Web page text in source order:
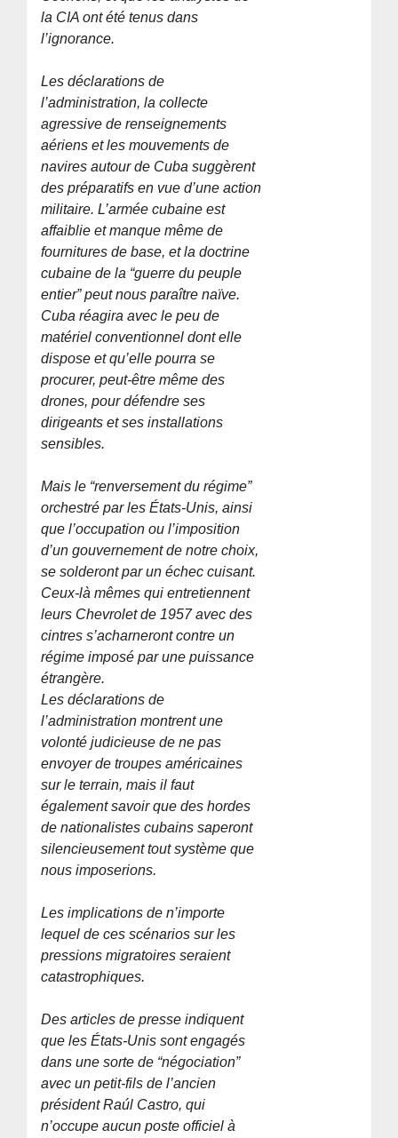
la CIA ont été tenus dans
l’ignorance.
Les déclarations de
l’administration, la collecte
agressive de renseignements
aériens et les mouvements de
navires autour de Cuba suggèrent
des préparatifs en vue d’une action
militaire. L’armée cubaine est
affaiblie et manque même de
fournitures de base, et la doctrine
cubaine de la “guerre du peuple
entier” peut nous paraître naïve.
Cuba réagira avec le peu de
matériel conventionnel dont elle
dispose et qu’elle pourra se
procurer, peut-être même des
drones, pour défendre ses
dirigeants et ses installations
sensibles.
Mais le “renversement du régime”
orchestré par les États-Unis, ainsi
que l’occupation ou l’imposition
d’un gouvernement de notre choix,
se solderont par un échec cuisant.
Ceux-là mêmes qui entretiennent
leurs Chevrolet de 1957 avec des
cintres s’acharneront contre un
régime imposé par une puissance
étrangère.
Les déclarations de
l’administration montrent une
volonté judicieuse de ne pas
envoyer de troupes américaines
sur le terrain, mais il faut
également savoir que des hordes
de nationalistes cubains saperont
silencieusement tout système que
nous imposerions.
Les implications de n’importe
lequel de ces scénarios sur les
pressions migratoires seraient
catastrophiques.
Des articles de presse indiquent
que les États-Unis sont engagés
dans une sorte de “négociation”
avec un petit-fils de l’ancien
président Raúl Castro, qui
n’occupe aucun poste officiel à